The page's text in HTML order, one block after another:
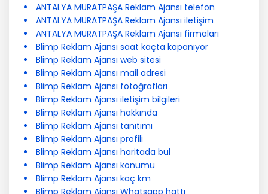
ANTALYA MURATPAŞA Reklam Ajansı telefon
ANTALYA MURATPAŞA Reklam Ajansı iletişim
ANTALYA MURATPAŞA Reklam Ajansı firmaları
Blimp Reklam Ajansı saat kaçta kapanıyor
Blimp Reklam Ajansı web sitesi
Blimp Reklam Ajansı mail adresi
Blimp Reklam Ajansı fotoğrafları
Blimp Reklam Ajansı iletişim bilgileri
Blimp Reklam Ajansı hakkında
Blimp Reklam Ajansı tanıtımı
Blimp Reklam Ajansı profili
Blimp Reklam Ajansı haritada bul
Blimp Reklam Ajansı konumu
Blimp Reklam Ajansı kaç km
Blimp Reklam Ajansı Whatsapp hattı